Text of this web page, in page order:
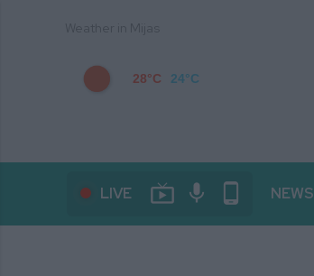
28°C 24°C
LIVE live_tv mic phone_android NEWS